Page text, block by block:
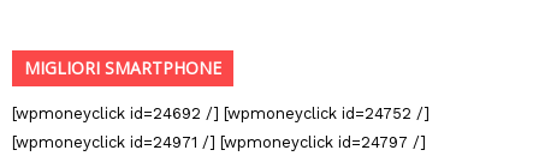
MIGLIORI SMARTPHONE
[wpmoneyclick id=24692 /] [wpmoneyclick id=24752 /]
[wpmoneyclick id=24971 /] [wpmoneyclick id=24797 /]